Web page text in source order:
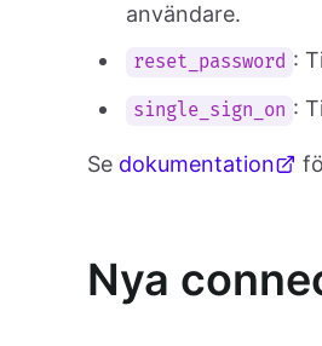
användare.
reset_password :
single_sign_on :
Se dokumentation
Nya